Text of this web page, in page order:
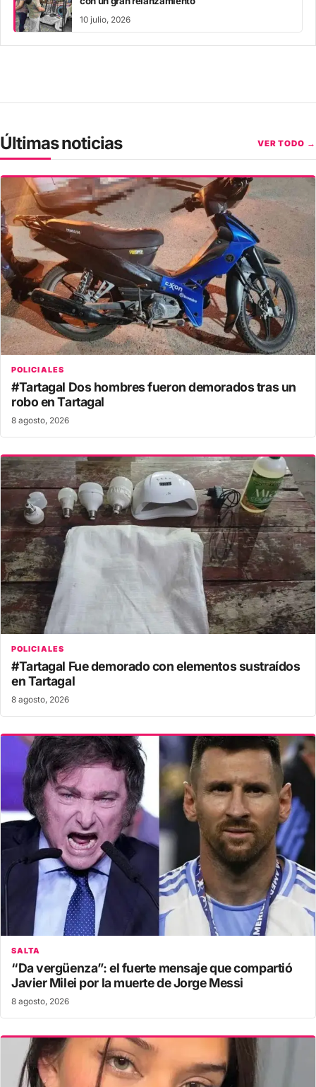
10 julio, 2026
Últimas noticias VER TODO →
POLICIALES
#Tartagal Dos hombres fueron demorados tras un
robo en Tartagal
8 agosto, 2026
POLICIALES
#Tartagal Fue demorado con elementos sustraídos
en Tartagal
8 agosto, 2026
SALTA
“Da vergüenza”: el fuerte mensaje que compartió
Javier Milei por la muerte de Jorge Messi
8 agosto, 2026